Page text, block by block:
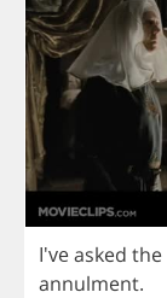
I'veasked the
annulment.